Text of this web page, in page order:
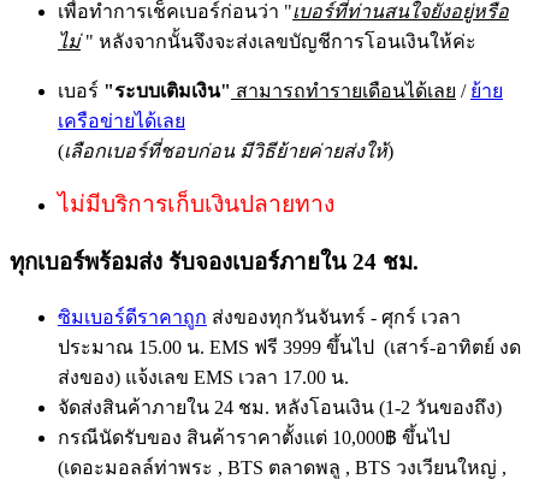
เพื่อทำการเช็คเบอร์ก่อนว่า "เบอร์ที่ท่านสนใจยังอยู่หรือ
ไม่" หลังจากนั้นจึงจะส่งเลขบัญชีการโอนเงินให้ค่ะ
เบอร์ "ระบบเติมเงิน" สามารถทำรายเดือนได้เลย / ย้าย
เครือข่ายได้เลย
(เลือกเบอร์ที่ชอบก่อน มีวิธีย้ายค่ายส่งให้)
ไม่มีบริการเก็บเงินปลายทาง
ทุกเบอร์พร้อมส่ง รับจองเบอร์ภายใน 24 ชม.
ซิมเบอร์ดีราคาถูก ส่งของทุกวันจันทร์ - ศุกร์ เวลา
ประมาณ 15.00 น. EMS ฟรี 3999 ขึ้นไป (เสาร์-อาทิตย์ งด
ส่งของ) แจ้งเลข EMS เวลา 17.00 น.
จัดส่งสินค้าภายใน 24 ชม. หลังโอนเงิน (1-2 วันของถึง)
กรณีนัดรับของ สินค้าราคาตั้งแต่ 10,000฿ ขึ้นไป
(เดอะมอลล์ท่าพระ , BTS ตลาดพลู , BTS วงเวียนใหญ่ ,